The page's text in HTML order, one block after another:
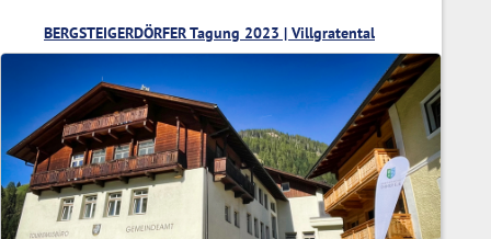
BERGSTEIGERDÖRFER Tagung 2023 | Villgratental